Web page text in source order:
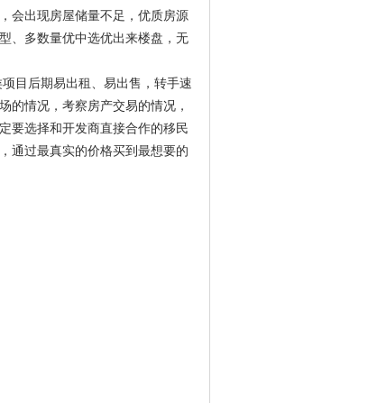
会出现房屋储量不足，优质房源
、多数量优中选优出来楼盘，无
目后期易出租、易出售，转手速
的情况，考察房产交易的情况，
要选择和开发商直接合作的移民
通过最真实的价格买到最想要的